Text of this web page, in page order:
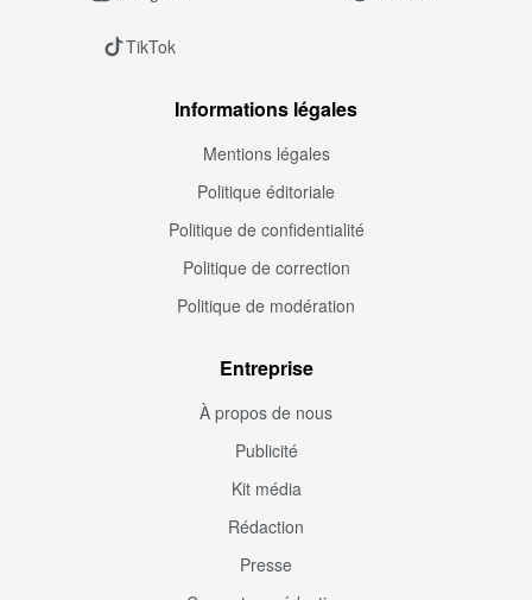
TikTok
Informations légales
Mentions légales
Politique éditoriale
Politique de confidentialité
Politique de correction
Politique de modération
Entreprise
À propos de nous
Publicité
Kit média
Rédaction
Presse